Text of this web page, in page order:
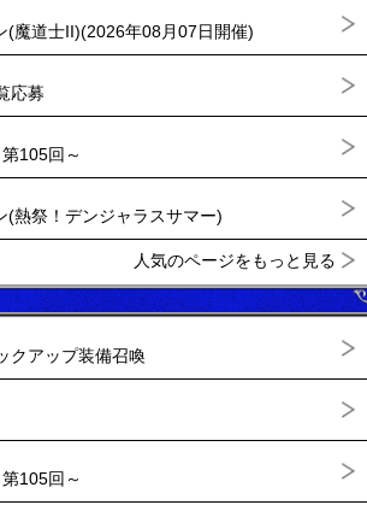
(魔道士II)(2026年08月07日開催)
応募
105回～
(熱祭！デンジャラスサマー)
人気のページをもっと見る
クアップ装備召喚
105回～